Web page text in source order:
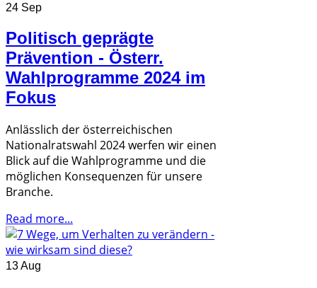
24 Sep
Politisch geprägte
Prävention - Österr.
Wahlprogramme 2024 im
Fokus
Anlässlich der österreichischen
Nationalratswahl 2024 werfen wir einen
Blick auf die Wahlprogramme und die
möglichen Konsequenzen für unsere
Branche.
Read more...
13 Aug